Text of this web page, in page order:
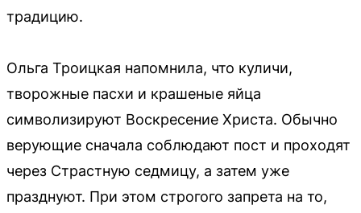
традицию.
Ольга Троицкая напомнила, что куличи,
творожные пасхи и крашеные яйца
символизируют Воскресение Христа. Обычно
верующие сначала соблюдают пост и проходят
через Страстную седмицу, а затем уже
празднуют. При этом строгого запрета на то,